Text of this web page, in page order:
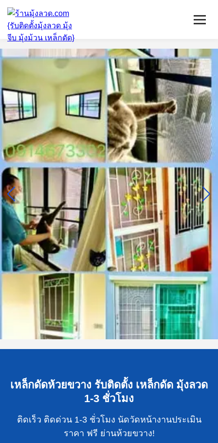
หน้าแรก
มุ้งลวดจีบ
เหล็กดัด
ติดตั้งกระจก
บริการ/พื้นที่ติดตั้ง
บทความ
ติดต่อเรา
เหล็กดัดห้วยขวาง รับติดตั้ง เหล็กดัด มุ้งลวด
1-3 ชั่วโมง
ติดเร็ว ติดด่วน 1-3 ชั่วโมง นัดวัดหน้างานประเมิน
ราคา ฟรี ย่านห้วยขวาง!